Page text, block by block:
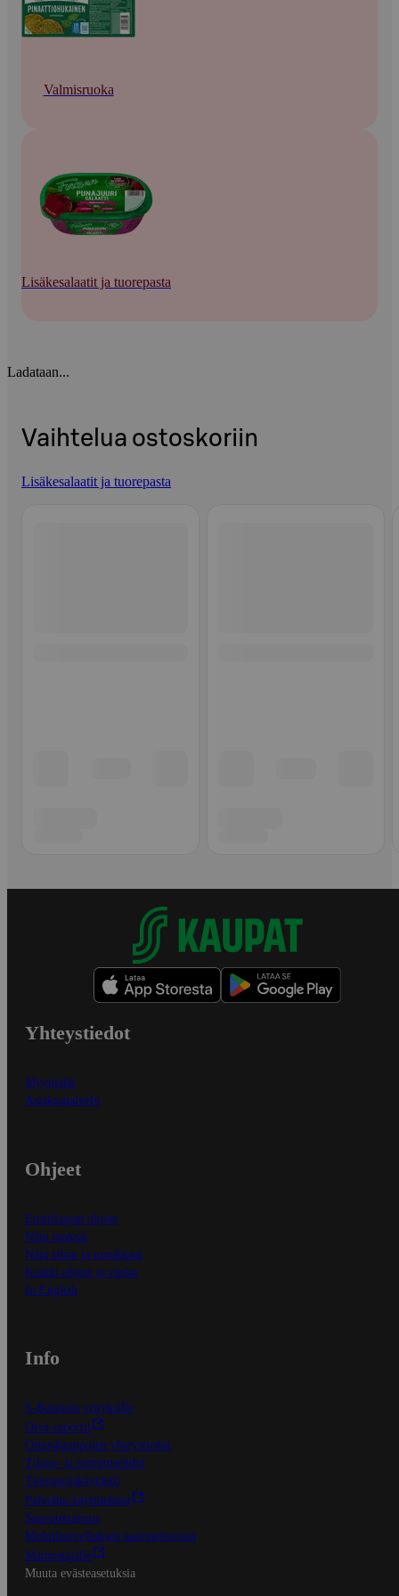
Valmisruoka
Lisäkesalaatit ja tuorepasta
Ladataan...
Vaihtelua ostoskoriin
Lisäkesalaatit ja tuorepasta
Yhteystiedot
Myymälät
Asiakaspalvelu
Ohjeet
Ensitilaajan ohjeet
Näin maksat
Näin tilaat ja muokkaat
Kaikki ohjeet ja vinkit
In English
Info
S-Business yrityksille
Oiva-raportit
Osuuskauppojen yhteystiedot
Tilaus- ja toimitusehdot
Tietosuojakäytäntö
Palvelun käyttöehdot
Saavutettavuus
Mobiilisovelluksen saavutettavuus
Mainostajalle
Muuta evästeasetuksia